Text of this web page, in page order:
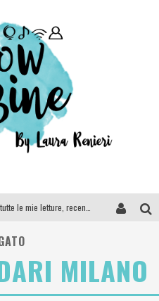
Anya Taylor-Joy, Jisoo e Willow Smith protagoniste della nuova campagna Dior Addict
MILANO